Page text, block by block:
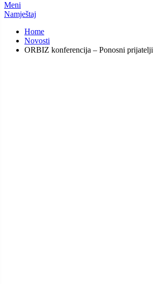
Meni
Namještaj
Home
Novosti
ORBIZ konferencija – Ponosni prijatelji